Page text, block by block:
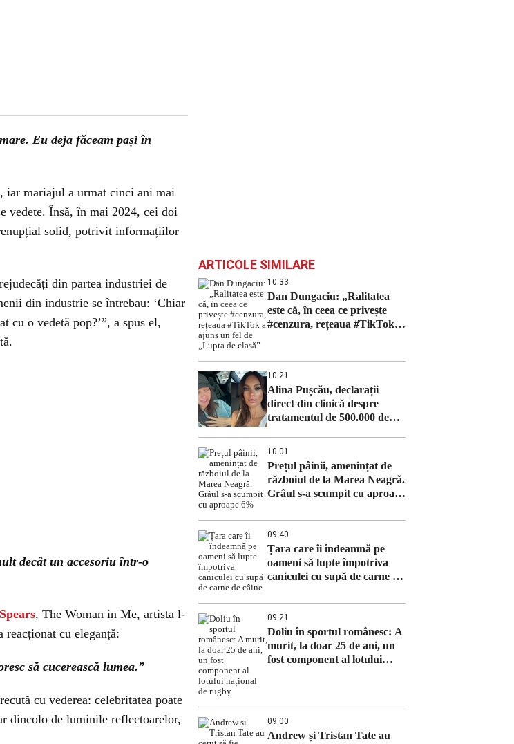
Eu deja făceam pași în
iar mariajul a urmat cinci ani mai
vedete. Însă, în mai 2024, cei doi
solid, potrivit informațiilor
din partea industriei de
din industrie se întrebau: ‘Chiar
cu o vedetă pop?’”, a spus el,
decât un accesoriu într-o
, The Woman in Me, artista l-
reacționat cu eleganță:
să cucerească lumea.”
cu vederea: celebritatea poate
dincolo de luminile reflectoarelor,
ARTICOLE SIMILARE
10:33
Dan Dungaciu: „Ralitatea
este că, în ceea ce privește
#cenzura, rețeaua #TikTok a
10:21
Alina Pușcău, declarații
direct din clinică despre
tratamentul de 500.000 de
10:01
Prețul pâinii, amenințat de
războiul de la Marea Neagră.
Grâul s-a scumpit cu aproape
09:40
Țara care îi îndeamnă pe
oameni să lupte împotriva
caniculei cu supă de carne de
09:21
Doliu în sportul românesc: A
murit, la doar 25 de ani, un
fost component al lotului
09:00
Andrew și Tristan Tate au